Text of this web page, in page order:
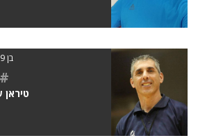
בן 59
#
טיראן